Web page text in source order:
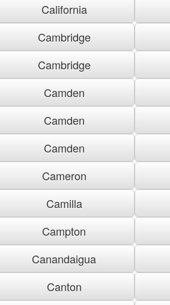
California
Cambridge
Cambridge
Camden
Camden
Camden
Cameron
Camilla
Campton
Canandaigua
Canton